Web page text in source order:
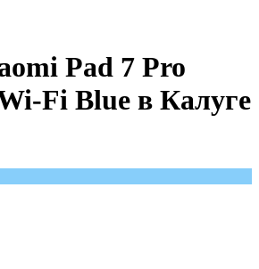
Pad 7 Pro
Fi Blue в Калуге